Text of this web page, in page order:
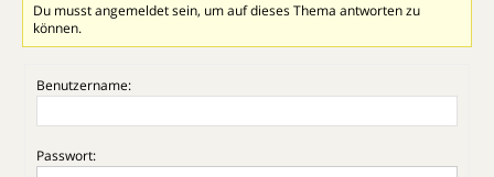
Du musst angemeldet sein, um auf dieses Thema antworten zu
können.
Benutzername:
Passwort: